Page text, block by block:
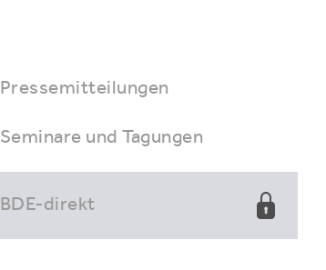
Pressemitteilungen
Seminare und Tagungen
BDE-direkt